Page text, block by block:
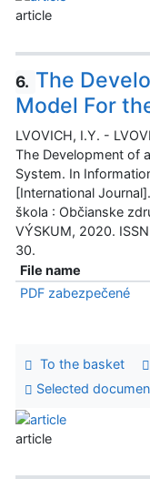
article
6. The
Model For
LVOVICH, I.Y. -
The Development of
System. In
[International
škola : Občianske
VÝSKUM, 2020.
30.
File name
PDF zabezpečené
To the basket
Selected
article